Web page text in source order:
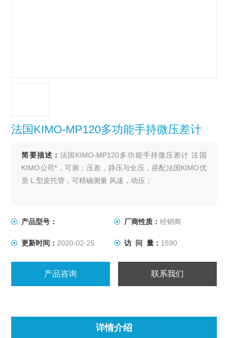
法国KIMO-MP120多功能手持微压差计
简要描述： 法国KIMO-MP120多功能手持微压差计 法国
KIMO公司*，可测：压差，静压与全压，搭配法国KIMO优
质 L 型皮托管，可精确测量 风速，动压；
产品型号： 厂商性质： 经销商
更新时间： 2020-02-25 访 问 量： 1590
产品咨询 联系我们
详情介绍